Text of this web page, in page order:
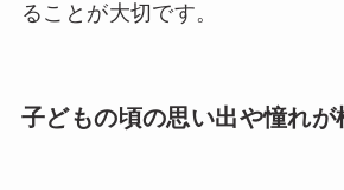
ることが大切です。
子どもの頃の思い出や憧れが